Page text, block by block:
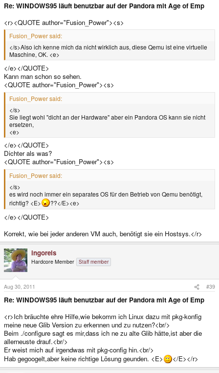
Re: WINDOWS95 läuft benutzbar auf der Pandora mit Age of Emp
<r><QUOTE author="Fusion_Power"><s>
Fusion_Power said:
</s>Also ich kenne mich da nicht wirklich aus, diese Qemu ist eine virtuelle
Maschine, OK. <e>
</e></QUOTE>
Kann man schon so sehen.
<QUOTE author="Fusion_Power"><s>
Fusion_Power said:
</s>
Sie liegt wohl "dicht an der Hardware" aber ein Pandora OS kann sie nicht
ersetzen,
<e>
</e></QUOTE>
Dichter als was?
<QUOTE author="Fusion_Power"><s>
Fusion_Power said:
</s>
es wird noch immer ein separates OS für den Betrieb von Qemu benötigt,
richtig? <E>
??</E><e>
</e></QUOTE>
Korrekt, wie bei jeder anderen VM auch, benötigt sie ein Hostsys.</r>
ingoreis
Hardcore Member Staff member
Aug 30, 2011 #39
Re: WINDOWS95 läuft benutzbar auf der Pandora mit Age of Emp
<r>Ich bräuchte ehre Hilfe,wie bekomm ich Linux dazu mit pkg-konfig
meine neue Glib Version zu erkennen und zu nutzen?<br/>
Beim ./configure sagt es mir,dass ich ne zu alte Glib hätte,ist aber die
allerneuste drauf.<br/>
Er weist mich auf irgendwas mit pkg-config hin.<br/>
Hab gegoogelt,aber keine richtige Lösung geunden. <E>
</E></r>